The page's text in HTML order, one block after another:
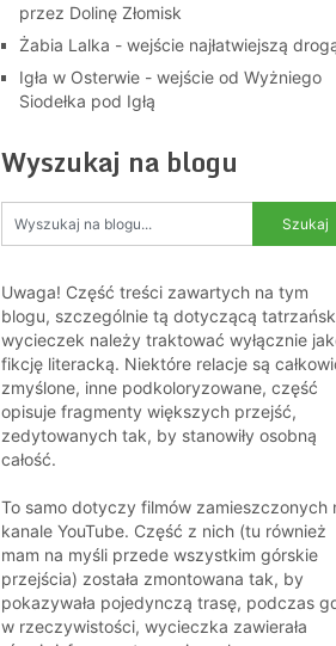
przez Dolinę Złomisk
Żabia Lalka - wejście najłatwiejszą
Igła w Osterwie - wejście od Wyżniego
Siodełka pod Igłą
Wyszukaj na blogu
Uwaga! Część treści zawartych na tym
blogu, szczególnie tą dotyczącą
wycieczek należy traktować wyłącznie
fikcję literacką. Niektóre relacje są
zmyślone, inne podkoloryzowane, część
opisuje fragmenty większych przejść,
zedytowanych tak, by stanowiły osobną
całość.
To samo dotyczy filmów zamieszczonych
kanale YouTube. Część z nich (tu również
mam na myśli przede wszystkim górskie
przejścia) została zmontowana tak, by
pokazywała pojedynczą trasę, podczas
w rzeczywistości, wycieczka zawierała